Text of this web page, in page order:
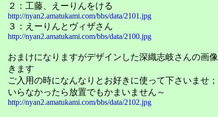
２：工藤、えーりんをける
http://nyan2.amatukami.com/bbs/data/2101.jpg
３：えーりんとヴィザさん
http://nyan2.amatukami.com/bbs/data/2100.jpg
おまけになりますがデザインした深織志岐さんの画
きます
ご入用の時になんなりとお好きに使って下さいませ；
いらなかったら放置でもかまいません～
http://nyan2.amatukami.com/bbs/data/2102.jpg